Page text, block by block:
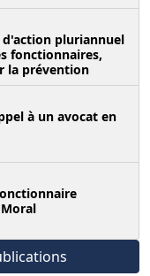
pluriannuel
fonctionnaires,
la prévention
à un avocat en